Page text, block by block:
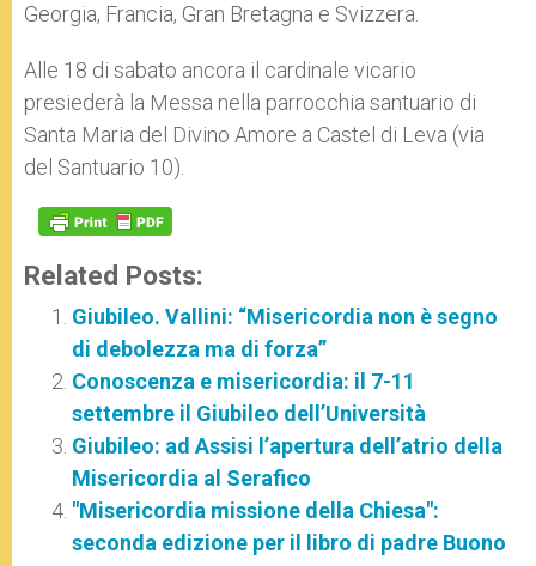
Georgia, Francia, Gran Bretagna e Svizzera.
Alle 18 di sabato ancora il cardinale vicario
presiederà la Messa nella parrocchia santuario di
Santa Maria del Divino Amore a Castel di Leva (via
del Santuario 10).
Related Posts:
Giubileo. Vallini: “Misericordia non è segno
di debolezza ma di forza”
Conoscenza e misericordia: il 7-11
settembre il Giubileo dell’Università
Giubileo: ad Assisi l’apertura dell’atrio della
Misericordia al Serafico
"Misericordia missione della Chiesa":
seconda edizione per il libro di padre Buono